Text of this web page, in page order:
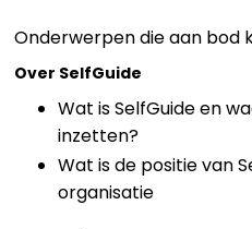
Onderwerpen die aan bod
Over SelfGuide
Wat is SelfGuide en
inzetten?
Wat is de positie van
organisatie